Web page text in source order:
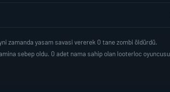
zamanda yasam savasi vererek 0 tane zombi öldürdü.
sebep oldu. 0 adet nama sahip olan looterloc oyuncusu